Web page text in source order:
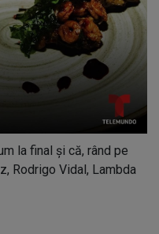
la final și că, rând pe
Rodrigo Vidal, Lambda